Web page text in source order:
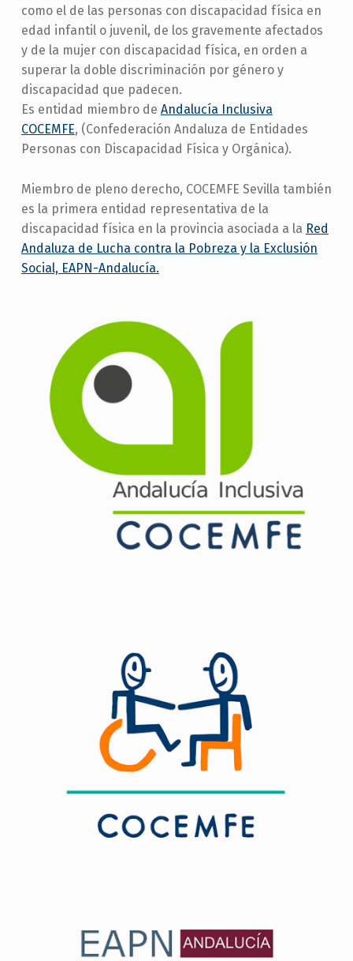
como el de las personas con discapacidad física en
edad infantil o juvenil, de los gravemente afectados
y de la mujer con discapacidad física, en orden a
superar la doble discriminación por género y
discapacidad que padecen.
Es entidad miembro de Andalucía Inclusiva
COCEMFE, (Confederación Andaluza de Entidades
Personas con Discapacidad Física y Orgánica).
Miembro de pleno derecho, COCEMFE Sevilla también
es la primera entidad representativa de la
discapacidad física en la provincia asociada a la Red
Andaluza de Lucha contra la Pobreza y la Exclusión
Social, EAPN-Andalucía.